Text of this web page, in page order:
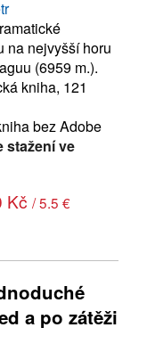
na nejvyšší horu
(6959 m.).
kniha, 121
bez Adobe
stažení ve
Kč / 5.5 €
a po zátěži